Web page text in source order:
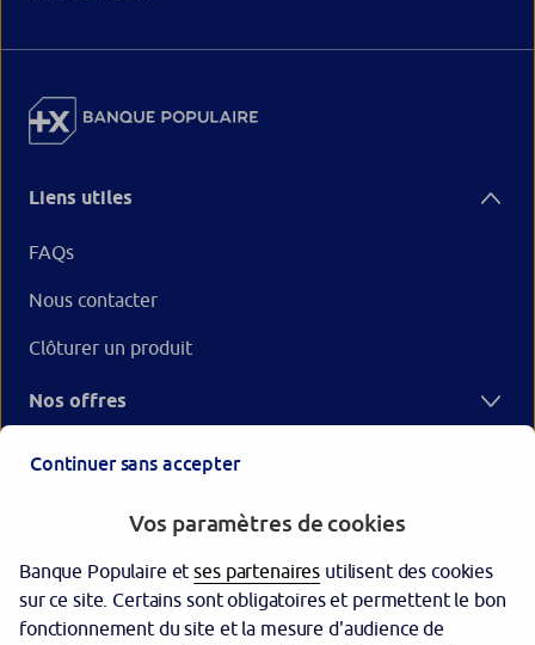
Liens utiles
FAQs
Nous contacter
Clôturer un produit
Nos offres
Continuer sans accepter
Vos paramètres de cookies
Banque Populaire etses partenaires utilisent des cookies
sur ce site. Certains sont obligatoires et permettent le bon
fonctionnement du site et la mesure d'audience de